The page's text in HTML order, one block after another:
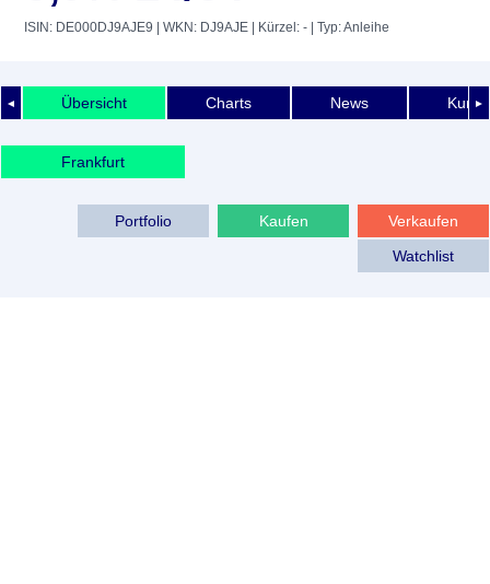
ISIN: DE000DJ9AJE9 | WKN: DJ9AJE | Kürzel: - | Typ: Anleihe
◄ ►
Übersicht Charts News
Frankfurt
Verkaufen
Kaufen
Portfolio
Watchlist